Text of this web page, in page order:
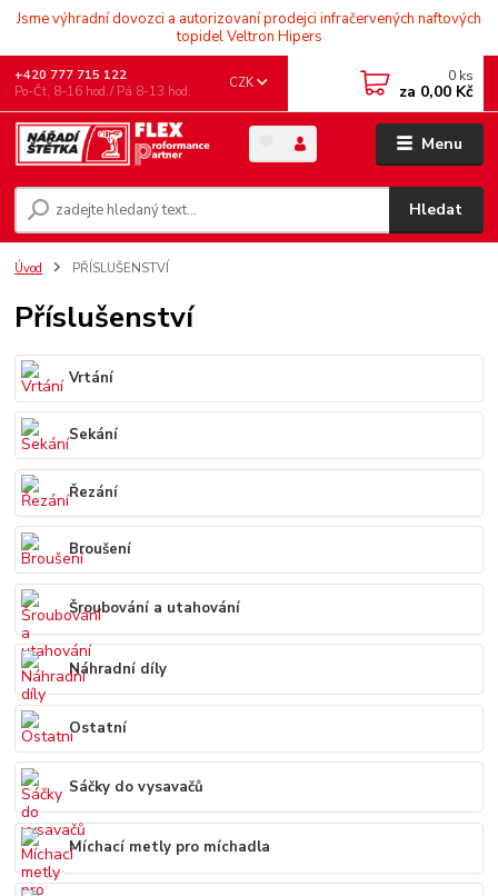
Jsme výhradní dovozci a autorizovaní prodejci infračervených naftových
topidel Veltron Hipers
Menu
CZK
Hledat
+420 777 715 122
Po-Čt, 8-16 hod./ Pá 8-13 hod.
0 ks
za 0,00 Kč
Úvod PŘÍSLUŠENSTVÍ
Příslušenství
Vrtání
Sekání
Řezání
Broušení
Šroubování a utahování
Náhradní díly
Ostatní
Sáčky do vysavačů
Míchací metly pro míchadla